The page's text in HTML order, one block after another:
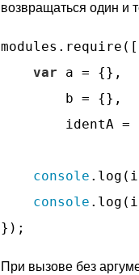
возвращаться один и
modules.require([
var a = {},
        b = {},
identA =
console
console
При вызове без